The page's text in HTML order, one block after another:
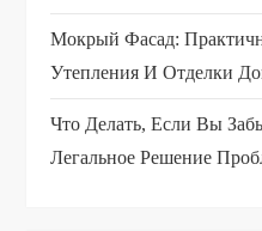
Мокрый Фасад:
Утепления И Отделки
Что Делать, Если Вы
Легальное Решение